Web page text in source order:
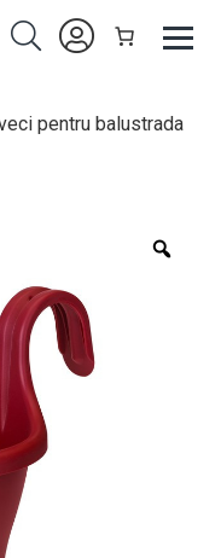
pentru balustrada